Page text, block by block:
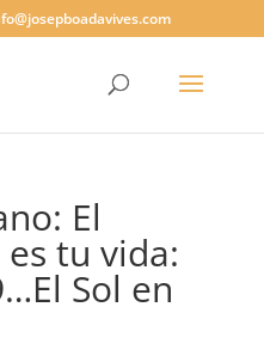
El
tu vida:
Sol en